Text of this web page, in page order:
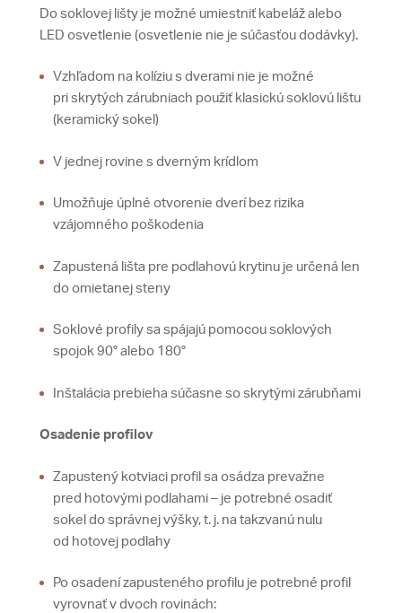
Do soklovej lišty je možné umiestniť kabeláž alebo
LED osvetlenie (osvetlenie nie je súčasťou dodávky).
Vzhľadom na kolíziu s dverami nie je možné
pri skrytých zárubniach použiť klasickú soklovú lištu
(keramický sokel)
V jednej rovine s dverným krídlom
Umožňuje úplné otvorenie dverí bez rizika
vzájomného poškodenia
Zapustená lišta pre podlahovú krytinu je určená len
do omietanej steny
Soklové profily sa spájajú pomocou soklových
spojok 90° alebo 180°
Inštalácia prebieha súčasne so skrytými zárubňami
Osadenie profilov
Zapustený kotviaci profil sa osádza prevažne
pred hotovými podlahami – je potrebné osadiť
sokel do správnej výšky, t. j. na takzvanú nulu
od hotovej podlahy
Po osadení zapusteného profilu je potrebné profil
vyrovnať v dvoch rovinách: